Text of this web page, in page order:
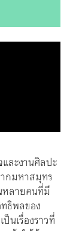
ละงานศิลปะ
กมหาสมุทร
หลายคนที่มี
ธิพลของ
นเรื่องราวที่